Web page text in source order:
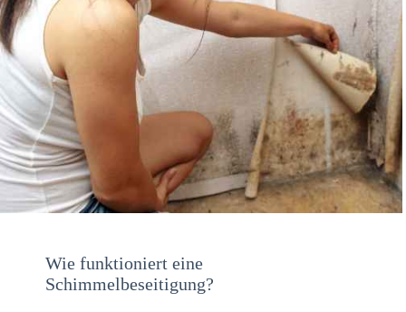
Wie funktioniert eine
Schimmelbeseitigung?